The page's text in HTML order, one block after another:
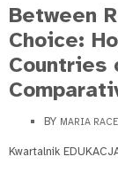
Between
Choice:
Countries
BY MARIA
Kwartalnik